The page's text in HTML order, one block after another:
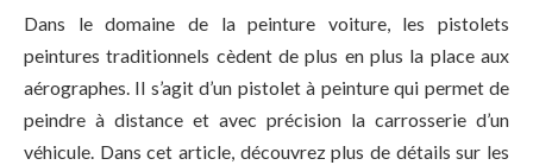
Dans le domaine de la peinture voiture, les pistolets
peintures traditionnels cèdent de plus en plus la place aux
aérographes. Il s’agit d’un pistolet à peinture qui permet de
peindre à distance et avec précision la carrosserie d’un
véhicule. Dans cet article, découvrez plus de détails sur les